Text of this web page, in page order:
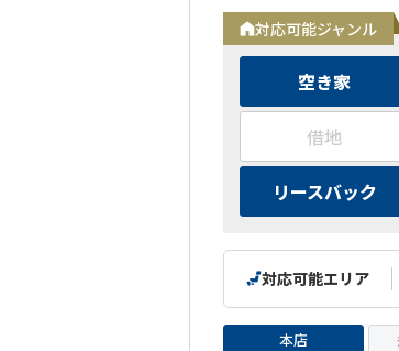
対応可能ジャンル
空き家
借地
リースバック
本店
対応可能エリア